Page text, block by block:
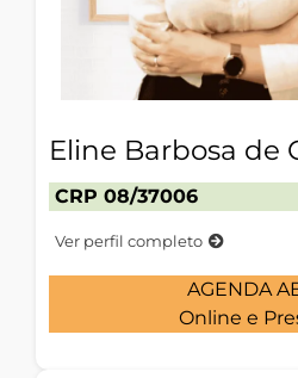
Eline Barbosa de
CRP 08/37006
Ver perfil completo
AGENDA
Online e